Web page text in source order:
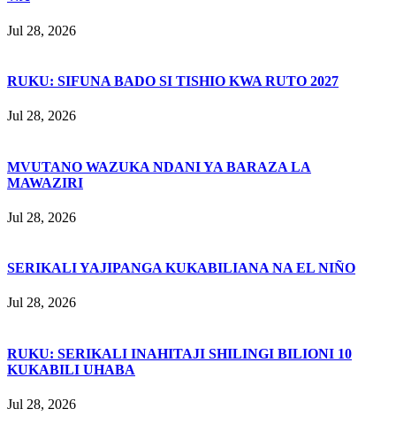
Jul 28, 2026
RUKU: SIFUNA BADO SI TISHIO KWA RUTO 2027
Jul 28, 2026
MVUTANO WAZUKA NDANI YA BARAZA LA
MAWAZIRI
Jul 28, 2026
SERIKALI YAJIPANGA KUKABILIANA NA EL NIÑO
Jul 28, 2026
RUKU: SERIKALI INAHITAJI SHILINGI BILIONI 10
KUKABILI UHABA
Jul 28, 2026